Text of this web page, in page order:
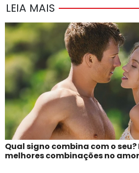
LEIA MAIS
Qual signo combina com o
melhores combinações no amor